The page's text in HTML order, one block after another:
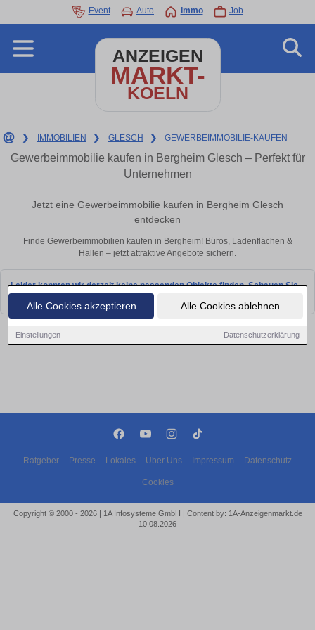
Alle Cookies akzeptieren Alle Cookies ablehnen
Einstellungen Datenschutzerklärung
Event Auto Immo Job
ANZEIGEN
MARKT-
KOELN
❯ IMMOBILIEN ❯ GLESCH ❯ GEWERBEIMMOBILIE-KAUFEN
Gewerbeimmobilie kaufen in Bergheim Glesch – Perfekt für
Unternehmen
Jetzt eine Gewerbeimmobilie kaufen in Bergheim Glesch
entdecken
Finde Gewerbeimmobilien kaufen in Bergheim! Büros, Ladenflächen &
Hallen – jetzt attraktive Angebote sichern.
Leider konnten wir derzeit keine passenden Objekte finden. Schauen Sie
Ratgeber Presse Lokales Über Uns Impressum Datenschutz
Cookies
Copyright © 2000 - 2026 | 1A Infosysteme GmbH | Content by: 1A-Anzeigenmarkt.de
10.08.2026